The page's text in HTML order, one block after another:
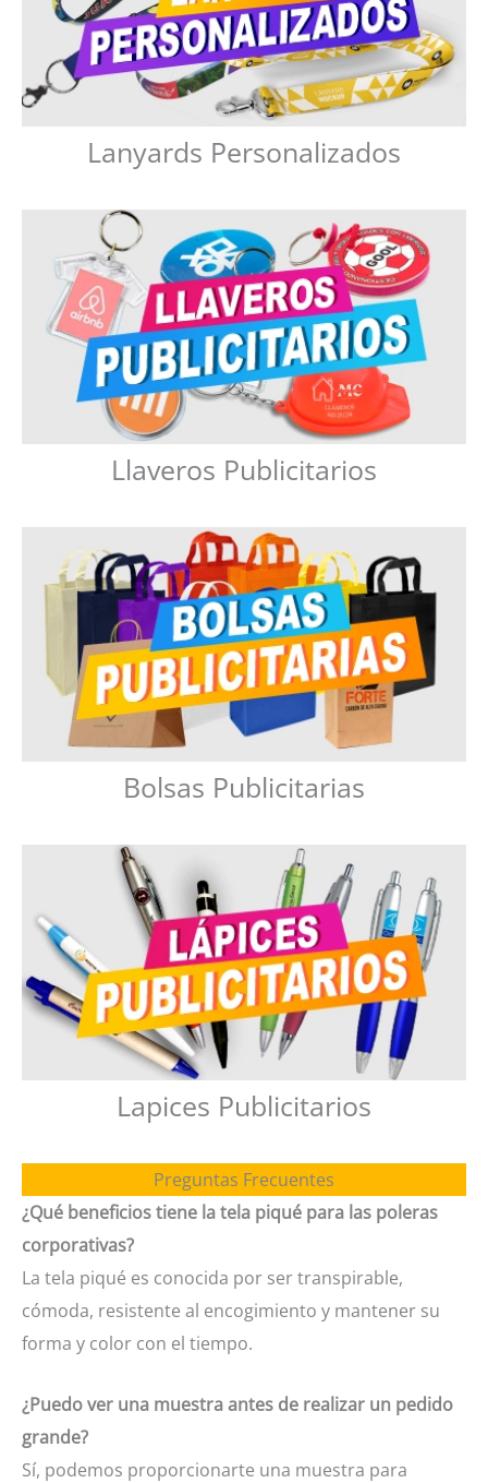
Lanyards Personalizados
Llaveros Publicitarios
Bolsas Publicitarias
Lapices Publicitarios
Preguntas Frecuentes
¿Qué beneficios tiene la tela piqué para las poleras
corporativas?
La tela piqué es conocida por ser transpirable,
cómoda, resistente al encogimiento y mantener su
forma y color con el tiempo.
¿Puedo ver una muestra antes de realizar un pedido
grande?
Sí, podemos proporcionarte una muestra para